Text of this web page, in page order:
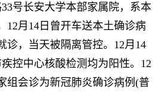
号长安大学本部家属院，系本
12月14日曾开车送本土确诊病
诊，当天被隔离管控。12月14
控中心核酸检测均为阳性。12
组会诊为新冠肺炎确诊病例(普